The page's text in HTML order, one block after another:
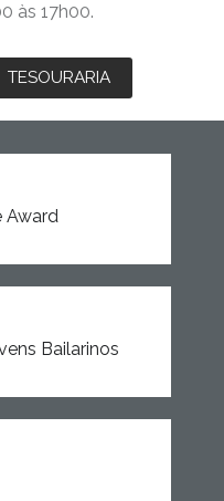
às 17h00.
TESOURARIA
Award
Bailarinos